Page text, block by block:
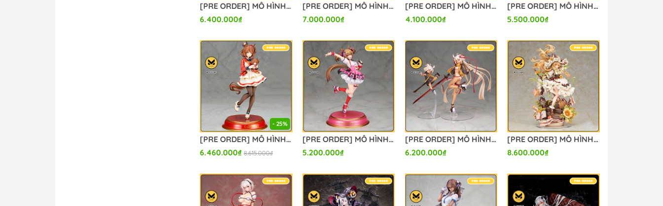
[PRE ORDER] MÔ HÌNH Azur Lane - St. Louis - 1/6 - Race Queen Ver. (Alter) FIGURE CHÍNH HÃNG
6.400.000₫
[PRE ORDER] MÔ HÌNH Azur Lane - Implacable - 1/7 (Alter) FIGURE CHÍNH HÃNG
7.000.000₫
[PRE ORDER] MÔ HÌNH Yanami Anna - Make Heroine ga Oosugiru! - 1/7 (Alter) FIGURE CHÍNH HÃNG
4.100.000₫
[PRE ORDER] MÔ HÌNH Arknights - Eunectes - 1/7 - Gala Night ver. (Alter) FIGURE CHÍNH HÃNG
5.500.000₫
- 25%
[PRE ORDER] MÔ HÌNH Aston Machan - Umamusume: Pretty Derby - 1/7 (Alter) FIGURE CHÍNH HÃNG
6.460.000₫ 8.615.000₫
[PRE ORDER] MÔ HÌNH Smart Falcon - Umamusume Pretty Derby - 1/7 Complete Figure (Alter) FIGURE CHÍNH HÃNG
5.200.000₫
[PRE ORDER] MÔ HÌNH Saber/Souji Okita - Fate/Grand Order- Final Ascension Ver. - 1/7 Complete Figure (Alter) FIGURE CHÍNH HÃNG
6.200.000₫
[PRE ORDER] MÔ HÌNH Touhou Project - Kirisame Marisa - 1/8 (Alter) FIGURE CHÍNH HÃNG
8.600.000₫